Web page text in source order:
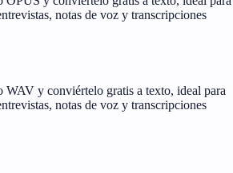
notas de voz y transcripciones
WAV y conviértelo gratis a texto, ideal para
notas de voz y transcripciones